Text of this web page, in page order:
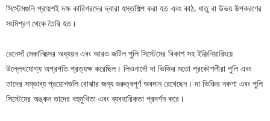
সিস্টেমগুলি প্রায়শই দক্ষ কারিগরদের দ্বারা হস্তশিল্প করা হত এবং কাঠ, ধাতু বা উভয় উপকরণের
সংমিশ্রণ থেকে তৈরি হত।
রেনেসাঁ মেকানিক্সের অধ্যয়ন এবং আরও জটিল পুলি সিস্টেমের বিকাশ সহ ইঞ্জিনিয়ারিংয়ে
উল্লেখযোগ্য অগ্রগতি প্রত্যক্ষ করেছিল। লিওনার্দো দা ভিঞ্চির মতো প্রকৌশলীরা পুলি এবং
তাদের সম্ভাব্য প্রয়োগগুলি বোঝার জন্য গুরুত্বপূর্ণ অবদান রেখেছেন। দা ভিঞ্চির নকশা এবং পুলি
সিস্টেমের অঙ্কন তাদের বহুমুখিতা এবং ব্যবহারিকতা প্রদর্শন করে।